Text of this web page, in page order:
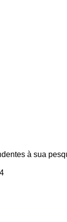
à sua